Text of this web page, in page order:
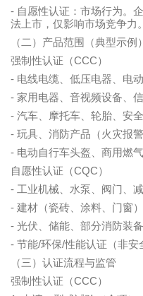
- 自愿性认证：市场行为。
法上市，仅影响市场竞争力。
（二）产品范围（典型示例）
强制性认证（CCC）
- 电线电缆、低压电器、电
- 家用电器、音视频设备、
- 汽车、摩托车、轮胎、安
- 玩具、消防产品（火灾报
- 电动自行车头盔、商用燃
自愿性认证（CQC）
- 工业机械、水泵、阀门、
- 建材（瓷砖、涂料、门窗
- 光伏、储能、部分消防装
- 节能/环保/性能认证（非安
（三）认证流程与监管
强制性认证（CCC）